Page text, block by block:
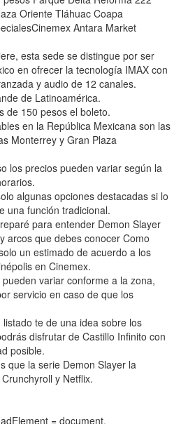
Oriente Tláhuac Coapa
Antara Market
esta sede se distingue por ser
en ofrecer la tecnología IMAX con
y audio de 12 canales.
de Latinoamérica.
de 150 pesos el boleto.
en la República Mexicana son las
Monterrey y Gran Plaza
los precios pueden variar según la
algunas opciones destacadas si lo
una función tradicional.
para entender Demon Slayer
arcos que debes conocer Como
un estimado de acuerdo a los
en Cinemex.
variar conforme a la zona,
servicio en caso de que los
te de una idea sobre los
disfrutar de Castillo Infinito con
posible.
que la serie Demon Slayer la
y Netflix.
= document.